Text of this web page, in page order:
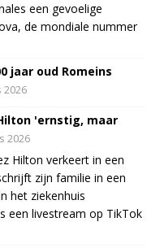
een gevoelige
de mondiale nummer
jaar oud Romeins
2026
'ernstig, maar
2026
Hilton verkeert in een
zijn familie in een
het ziekenhuis
een livestream op TikTok